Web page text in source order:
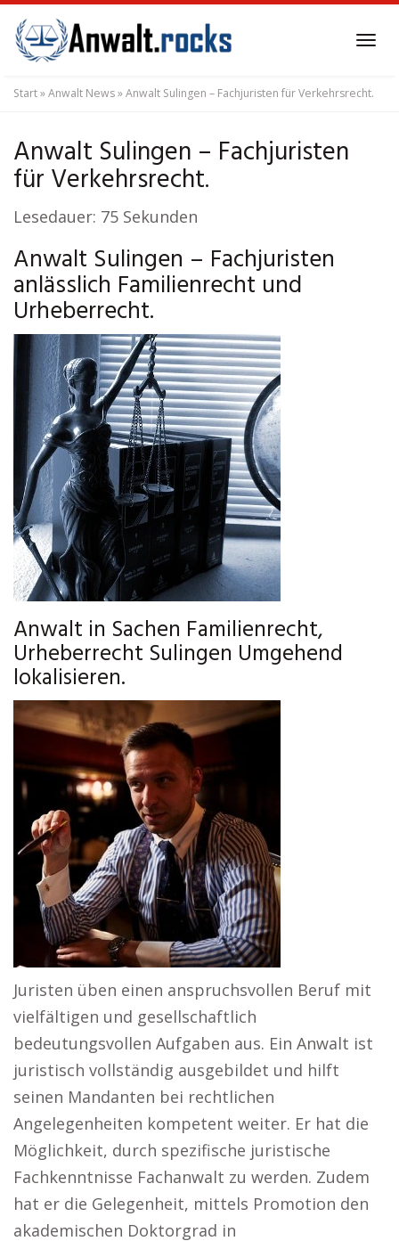
to
main
content
Start»Anwalt News»Anwalt Sulingen – Fachjuristen für Verkehrsrecht.
Anwalt Sulingen – Fachjuristen
für Verkehrsrecht.
Lesedauer: 75 Sekunden
Anwalt Sulingen – Fachjuristen
anlässlich Familienrecht und
Urheberrecht.
Anwalt in Sachen Familienrecht,
Urheberrecht Sulingen Umgehend
lokalisieren.
Juristen üben einen anspruchsvollen Beruf mit
vielfältigen und gesellschaftlich
bedeutungsvollen Aufgaben aus. Ein Anwalt ist
juristisch vollständig ausgebildet und hilft
seinen Mandanten bei rechtlichen
Angelegenheiten kompetent weiter. Er hat die
Möglichkeit, durch spezifische juristische
Fachkenntnisse Fachanwalt zu werden. Zudem
hat er die Gelegenheit, mittels Promotion den
akademischen Doktorgrad in